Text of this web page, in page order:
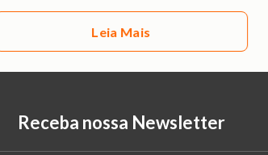
Leia Mais
Receba nossa Newsletter